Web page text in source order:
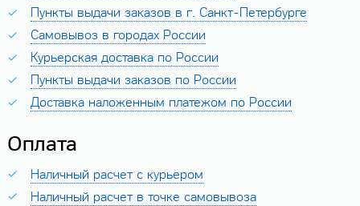
Пункты выдачи заказов в г. Санкт-Петербурге
Самовывоз в городах России
Курьерская доставка по России
Пункты выдачи заказов по России
Доставка наложенным платежом по России
Оплата
Наличный расчет с курьером
Наличный расчет в точке самовывоза